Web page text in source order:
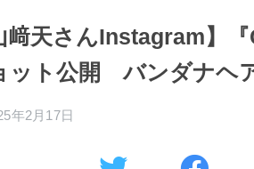
﨑天さんInstagram】
ット公開 バンダナヘ
年2月17日